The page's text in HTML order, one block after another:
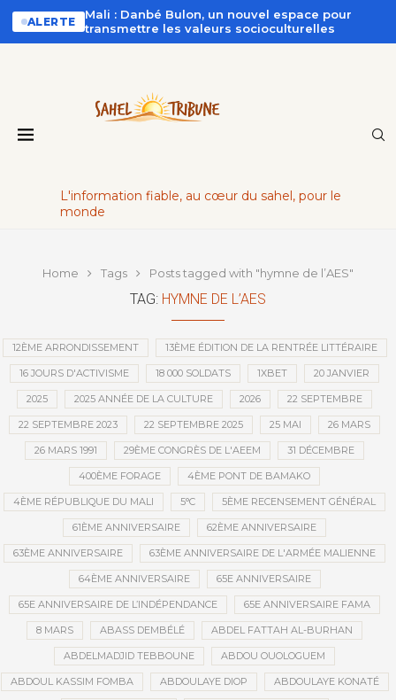
ALERTE
Mali : Danbé Bulon, un nouvel espace pour
transmettre les valeurs socioculturelles
L'information fiable, au cœur du sahel, pour le
monde
Home Tags Posts tagged with "hymne de l’AES"
TAG: HYMNE DE L’AES
12ÈME ARRONDISSEMENT 13ÈME ÉDITION DE LA RENTRÉE LITTÉRAIRE
16 JOURS D'ACTIVISME 18 000 SOLDATS 1XBET 20 JANVIER
2025 2025 ANNÉE DE LA CULTURE 2026 22 SEPTEMBRE
22 SEPTEMBRE 2023 22 SEPTEMBRE 2025 25 MAI 26 MARS
26 MARS 1991 29ÈME CONGRÈS DE L'AEEM 31 DÉCEMBRE
400ÈME FORAGE 4ÈME PONT DE BAMAKO
4ÈME RÉPUBLIQUE DU MALI 5°C 5ÈME RECENSEMENT GÉNÉRAL
61ÈME ANNIVERSAIRE 62ÈME ANNIVERSAIRE
63ÈME ANNIVERSAIRE 63ÈME ANNIVERSAIRE DE L'ARMÉE MALIENNE
64ÈME ANNIVERSAIRE 65E ANNIVERSAIRE
65E ANNIVERSAIRE DE L’INDÉPENDANCE 65E ANNIVERSAIRE FAMA
8 MARS ABASS DEMBÉLÉ ABDEL FATTAH AL-BURHAN
ABDELMADJID TEBBOUNE ABDOU OUOLOGUEM
ABDOUL KASSIM FOMBA ABDOULAYE DIOP ABDOULAYE KONATÉ